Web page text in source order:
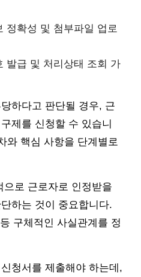
정확성 및 첨부파일 업로
발급 및 처리상태 조회 가
하다고 판단될 경우, 근
제를 신청할 수 있습니
와 핵심 사항을 단계별로
로 근로자로 인정받을
하는 것이 중요합니다.
구체적인 사실관계를 정
청서를 제출해야 하는데,